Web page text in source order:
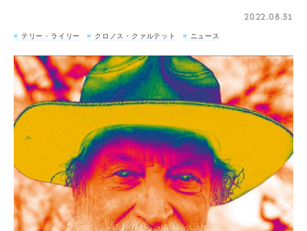
2022.08.31
テリー・ライリー クロノス・クァルテット ニュース